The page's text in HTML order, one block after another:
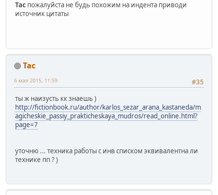
Tac пожалуйста не будь похожим на индента приводи
источник цитаты
Tac
#35
6 мая 2015, 11:59
ты ж наизусть кк знаешь )
http://fictionbook.ru/author/karlos_sezar_arana_kastaneda/m
agicheskie_passiy_prakticheskaya_mudros/read_online.html?
page=7
уточню ... техника работы с инв списком эквивалентна ли
технике пп ? )